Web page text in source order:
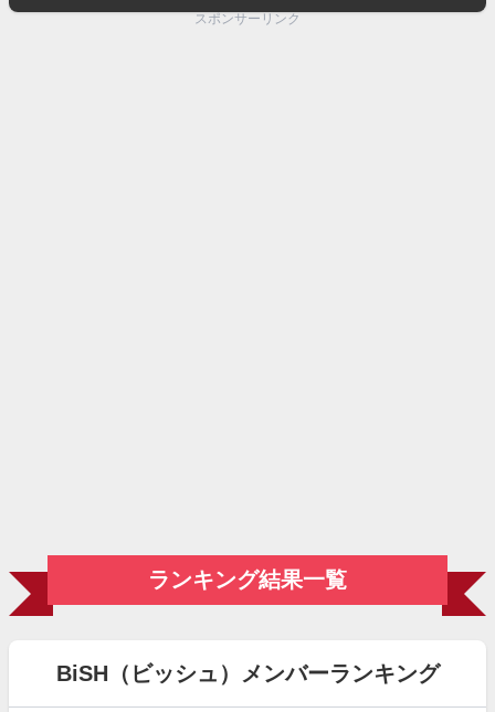
スポンサーリンク
ランキング結果一覧
BiSH（ビッシュ）メンバーランキング